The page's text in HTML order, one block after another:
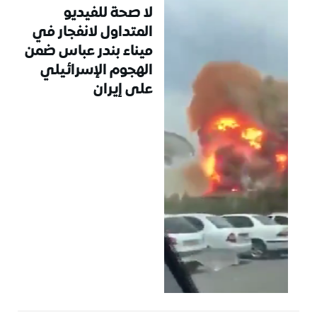
لا صحة للفيديو
المتداول لانفجار في
ميناء بندر عباس ضمن
الهجوم الإسرائيلي
على إيران